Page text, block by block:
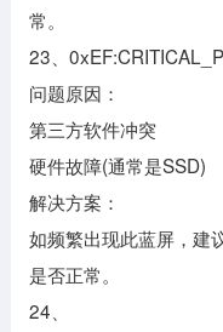
常。
23、
问题原因：
第三方软件冲突
硬件故障(通常是SSD)
解决方案：
如频繁出现此蓝屏，建
是否正常。
24、